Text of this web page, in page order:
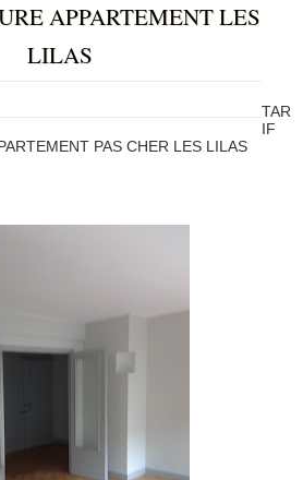
APPARTEMENT LES
LILAS
TAR
IF
PAS CHER LES LILAS